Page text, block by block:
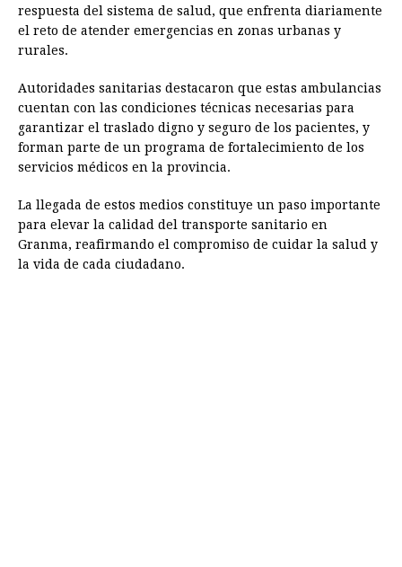
respuesta del sistema de salud, que enfrenta diariamente
el reto de atender emergencias en zonas urbanas y
rurales.
Autoridades sanitarias destacaron que estas ambulancias
cuentan con las condiciones técnicas necesarias para
garantizar el traslado digno y seguro de los pacientes, y
forman parte de un programa de fortalecimiento de los
servicios médicos en la provincia.
La llegada de estos medios constituye un paso importante
para elevar la calidad del transporte sanitario en
Granma, reafirmando el compromiso de cuidar la salud y
la vida de cada ciudadano.